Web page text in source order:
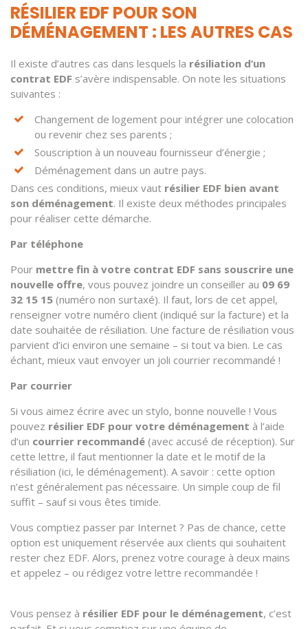
RÉSILIER EDF POUR SON
DÉMÉNAGEMENT : LES AUTRES CAS
Il existe d’autres cas dans lesquels la résiliation d’un
contrat EDF s’avère indispensable. On note les situations
suivantes :
Changement de logement pour intégrer une colocation
ou revenir chez ses parents ;
Souscription à un nouveau fournisseur d’énergie ;
Déménagement dans un autre pays.
Dans ces conditions, mieux vaut résilier EDF bien avant
son déménagement. Il existe deux méthodes principales
pour réaliser cette démarche.
Par téléphone
Pour mettre fin à votre contrat EDF sans souscrire une
nouvelle offre, vous pouvez joindre un conseiller au 09 69
32 15 15 (numéro non surtaxé). Il faut, lors de cet appel,
renseigner votre numéro client (indiqué sur la facture) et la
date souhaitée de résiliation. Une facture de résiliation vous
parvient d’ici environ une semaine – si tout va bien. Le cas
échant, mieux vaut envoyer un joli courrier recommandé !
Par courrier
Si vous aimez écrire avec un stylo, bonne nouvelle ! Vous
pouvez résilier EDF pour votre déménagement à l’aide
d’un courrier recommandé (avec accusé de réception). Sur
cette lettre, il faut mentionner la date et le motif de la
résiliation (ici, le déménagement). A savoir : cette option
n’est généralement pas nécessaire. Un simple coup de fil
suffit – sauf si vous êtes timide.
Vous comptiez passer par Internet ? Pas de chance, cette
option est uniquement réservée aux clients qui souhaitent
rester chez EDF. Alors, prenez votre courage à deux mains
et appelez – ou rédigez votre lettre recommandée !
Vous pensez à résilier EDF pour le déménagement, c’est